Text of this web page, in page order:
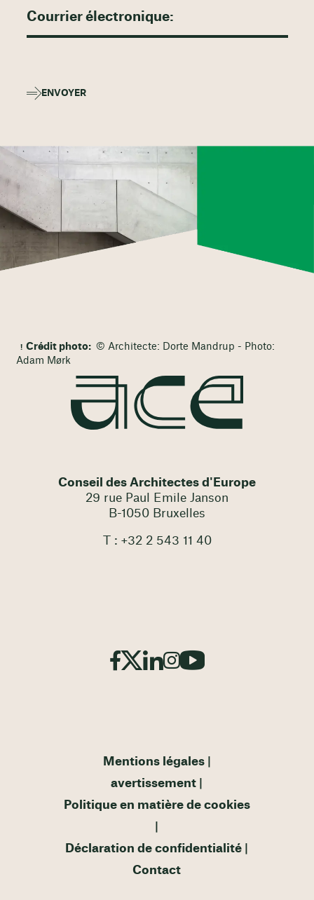
ENVOYER
Crédit photo: © Architecte: Dorte Mandrup - Photo:
Adam Mørk
Conseil des Architectes d'Europe
29 rue Paul Emile Janson
B-1050 Bruxelles
T : +32 2 543 11 40
Mentions légales
avertissement
Politique en matière de cookies
Déclaration de confidentialité
Contact